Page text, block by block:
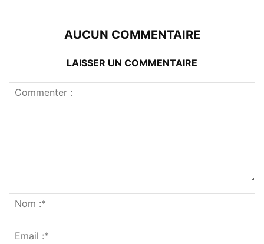
AUCUN COMMENTAIRE
LAISSER UN COMMENTAIRE